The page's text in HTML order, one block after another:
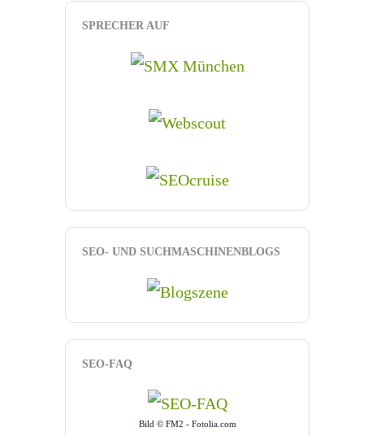
SPRECHER AUF
SEO- UND SUCHMASCHINENBLOGS
SEO-FAQ
Bild © FM2 - Fotolia.com